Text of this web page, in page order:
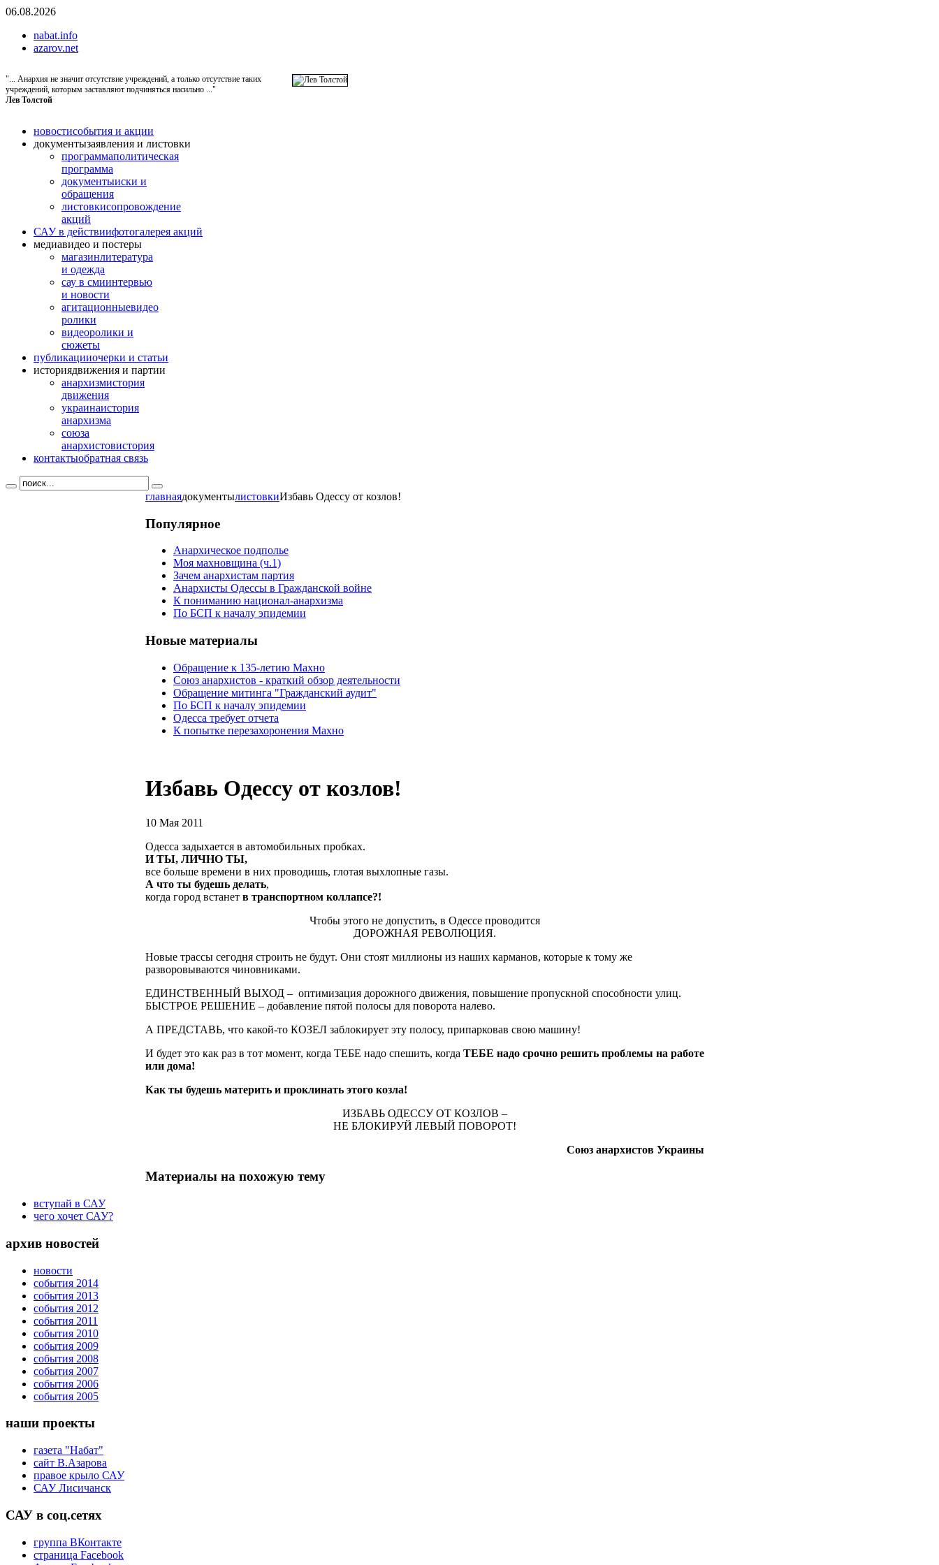
06.08.2026
nabat.info
azarov.net
"... Анархия не значит отсутствие учреждений, а только отсутствие таких
учреждений, которым заставляют подчиняться насильно ..."
Лев Толстой
новостисобытия и акции
документызаявления и листовки
программаполитическая
программа
документыиски и
обращения
листовкисопровождение
акций
САУ в действиифотогалерея акций
медиавидео и постеры
магазинлитература
и одежда
сау в смиинтервью
и новости
агитационныевидео
ролики
видеоролики и
сюжеты
публикацииочерки и статьи
историядвижения и партии
анархизмистория
движения
украинаистория
анархизма
союза
анархистовистория
контактыобратная связь
главнаядокументылистовкиИзбавь Одессу от козлов!
Популярное
Анархическое подполье
Моя махновщина (ч.1)
Зачем анархистам партия
Анархисты Одессы в Гражданской войне
К пониманию национал-анархизма
По БСП к началу эпидемии
Новые материалы
Обращение к 135-летию Махно
Союз анархистов - краткий обзор деятельности
Обращение митинга "Гражданский аудит"
По БСП к началу эпидемии
Одесса требует отчета
К попытке перезахоронения Махно
Избавь Одессу от козлов!
10 Мая 2011
Одесса задыхается в автомобильных пробках.
И ТЫ, ЛИЧНО ТЫ,
все больше времени в них проводишь, глотая выхлопные газы.
А что ты будешь делать,
когда город встанет в транспортном коллапсе?!
Чтобы этого не допустить, в Одессе проводится
ДОРОЖНАЯ РЕВОЛЮЦИЯ.
Новые трассы сегодня строить не будут. Они стоят миллионы из наших карманов, которые к тому же
разворовываются чиновниками.
ЕДИНСТВЕННЫЙ ВЫХОД – оптимизация дорожного движения, повышение пропускной способности улиц.
БЫСТРОЕ РЕШЕНИЕ – добавление пятой полосы для поворота налево.
А ПРЕДСТАВЬ, что какой-то КОЗЕЛ заблокирует эту полосу, припарковав свою машину!
И будет это как раз в тот момент, когда ТЕБЕ надо спешить, когда ТЕБЕ надо срочно решить проблемы на работе
или дома!
Как ты будешь материть и проклинать этого козла!
ИЗБАВЬ ОДЕССУ ОТ КОЗЛОВ –
НЕ БЛОКИРУЙ ЛЕВЫЙ ПОВОРОТ!
Союз анархистов Украины
Материалы на похожую тему
вступай в САУ
чего хочет САУ?
архив новостей
новости
события 2014
события 2013
события 2012
события 2011
события 2010
события 2009
события 2008
события 2007
события 2006
события 2005
наши проекты
газета "Набат"
сайт В.Азарова
правое крыло САУ
САУ Лисичанск
САУ в соц.сетях
группа ВКонтакте
страница Facebook